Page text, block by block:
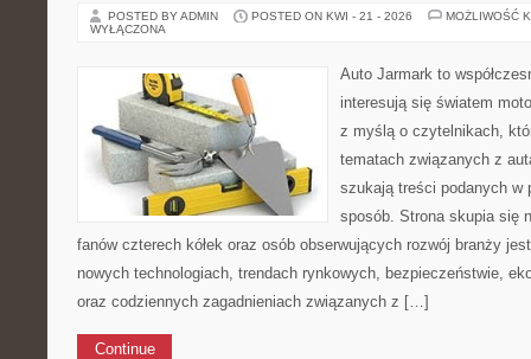
POSTED BY ADMIN POSTED ON KWI - 21 - 2026
MOŻLIWOŚĆ
WYŁĄCZONA
Auto Jarmark to
interesują się światem
z myślą o czytelnikach,
tematach związanych z
szukają treści podanych w
sposób. Strona skupia się
fanów czterech kółek oraz osób obserwujących rozwój branży
nowych technologiach, trendach rynkowych, bezpieczeństwie,
oraz codziennych zagadnieniach związanych z […]
Continue